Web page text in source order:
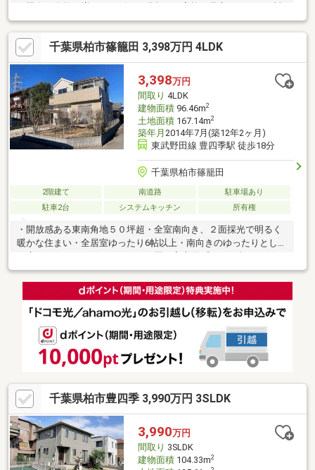
る機会が自然と増えるリビング階段・ご家族を見守りながらお料
理ができる対面式キッチン、パントリー有・勉強や仕事スペース
としても活用可能なカウンタースペース付・WICなど、全居室に
収納を設置・洋室約12.2帖は2部屋に間仕切り可能(別途要費用)・
南向きバルコニー有▼設備・床暖房(LD)・食器洗乾燥機・浴室乾
燥機・電動シャッター■ ご希望の住まい探しをお手伝いします
━━━━━・・・物件の詳細・ご相談はお気軽にお問い合わせく
ださい。
千葉県柏市篠籠田 3,398万円 4LDK
3,398万円
間取り 4LDK
建物面積96.46m2
土地面積167.14m2
築年月 2014年7月(築12年2ヶ月)
東武野田線 豊四季駅 徒歩18分
千葉県柏市篠籠田
2階建て 南道路
駐車場あり
駐車2台
システムキッチン 所有権
・開放感ある東南角地５０坪超・全室南向き、２面採光で明るく
暖かな住まい・全居室ゆったり6帖以上・南向きのゆったりとした
ね！・閑静な住宅地で子育て世代にもおすすめです。・駐車スペ
ース2台可！（車種による）空き家につき、当日内覧もスムーズで
す。ご家族皆様で気兼ねなくお越しください。
千葉県柏市豊四季 3,990万円 3SLDK
3,990万円
間取り 3SLDK
建物面積104.33m2